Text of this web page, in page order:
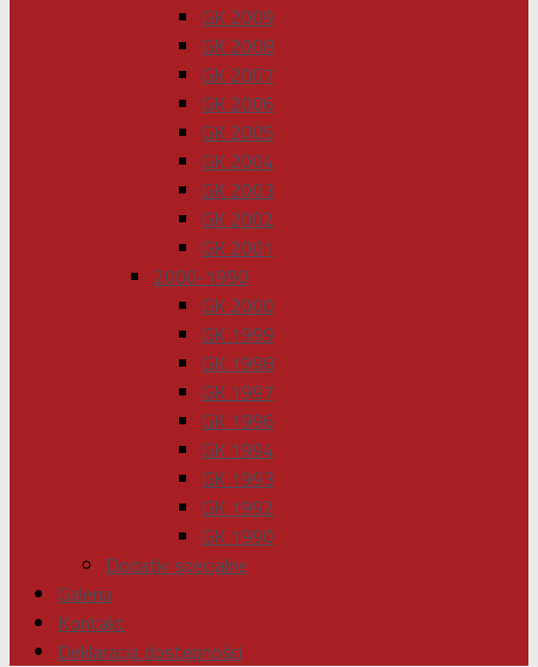
GK 2009
GK 2008
GK 2007
GK 2006
GK 2005
GK 2004
GK 2003
GK 2002
GK 2001
2000-1990
GK 2000
GK 1999
GK 1998
GK 1997
GK 1996
GK 1994
GK 1993
GK 1992
GK 1990
Dodatki specjalne
Galeria
Kontakt
Deklaracja dostępności